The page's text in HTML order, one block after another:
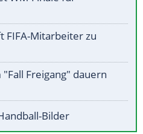
FIFA-Mitarbeiter zu
Freigang" dauern
Bilder